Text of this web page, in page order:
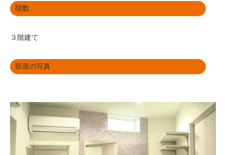
階数
３階建て
部屋の写真